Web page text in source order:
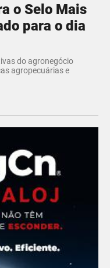
o Selo Mais
para o dia
do agronegócio
agropecuárias e